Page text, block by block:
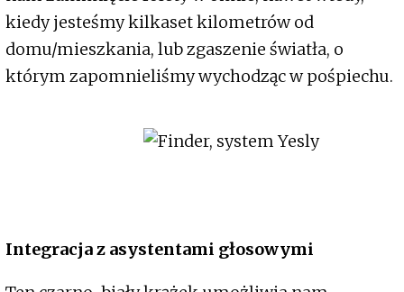
kiedy jesteśmy kilkaset kilometrów od
domu/mieszkania, lub zgaszenie światła, o
którym zapomnieliśmy wychodząc w pośpiechu.
Integracja z asystentami głosowymi